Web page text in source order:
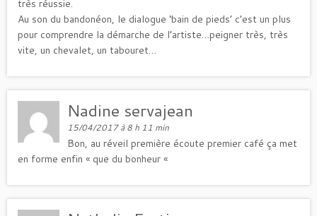
très réussie.
Au son du bandonéon, le dialogue ‘bain de pieds’ c’est un plus
pour comprendre la démarche de l’artiste…peigner très, très
vite, un chevalet, un tabouret…
Nadine servajean
15/04/2017 à 8 h 11 min
Bon, au réveil première écoute premier café ça met
en forme enfin « que du bonheur «